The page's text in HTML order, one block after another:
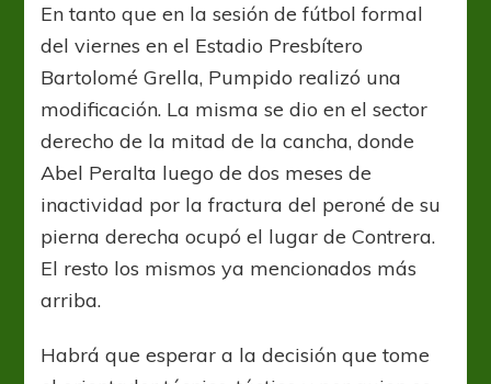
En tanto que en la sesión de fútbol formal
del viernes en el Estadio Presbítero
Bartolomé Grella, Pumpido realizó una
modificación. La misma se dio en el sector
derecho de la mitad de la cancha, donde
Abel Peralta luego de dos meses de
inactividad por la fractura del peroné de su
pierna derecha ocupó el lugar de Contrera.
El resto los mismos ya mencionados más
arriba.
Habrá que esperar a la decisión que tome